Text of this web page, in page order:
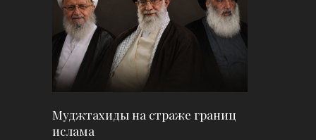
Муджтахиды на страже границ
ислама